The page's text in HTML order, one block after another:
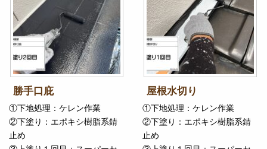
勝手口庇
①下地処理：ケレン作業
②下塗り：エポキシ樹脂系錆
止め
屋根水切り
①下地処理：ケレン作業
②下塗り：エポキシ樹脂系錆
止め